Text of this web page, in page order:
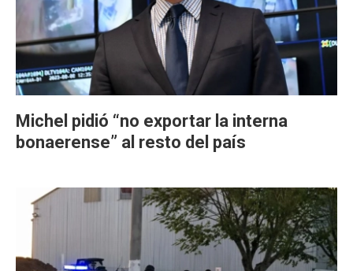
Michel pidió “no exportar la interna
bonaerense” al resto del país